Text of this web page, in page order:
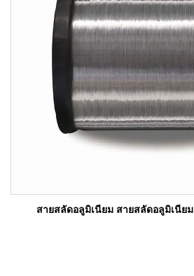
สายสลัดอลูมิเนียม สายสลัดอลูมิเนีย